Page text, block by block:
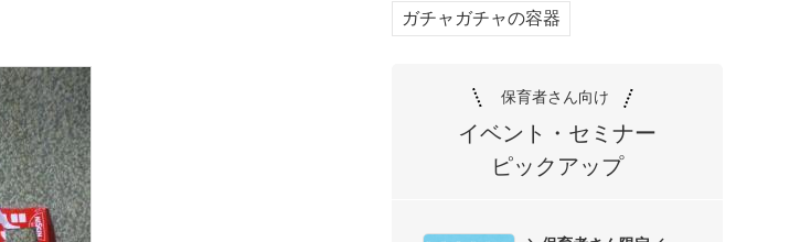
ガチャガチャの容器
保育者さん向け
イベント・セミナー
ピックアップ